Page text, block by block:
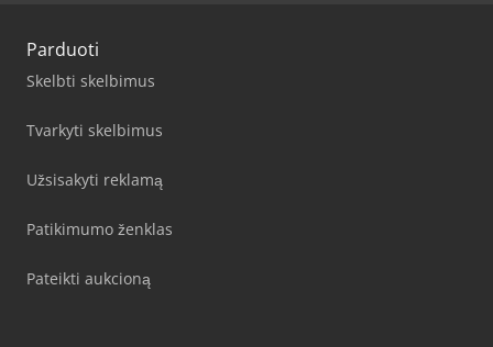
Parduoti
Skelbti skelbimus
Tvarkyti skelbimus
Užsisakyti reklamą
Patikimumo ženklas
Pateikti aukcioną